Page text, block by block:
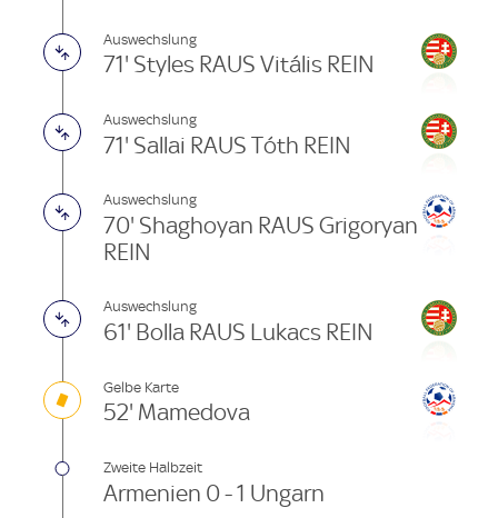
Auswechslung
71' Styles RAUS Vitális REIN
Auswechslung
71' Sallai RAUS Tóth REIN
Auswechslung
70' Shaghoyan RAUS Grigoryan
REIN
Auswechslung
61' Bolla RAUS Lukacs REIN
Gelbe Karte
52' Mamedova
Zweite Halbzeit
Armenien 0 - 1 Ungarn